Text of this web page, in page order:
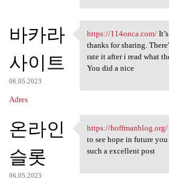
바카라
사이트
06.05.2023
Adres
https://
https://114onca.com/
thanks for sharing.
rate it after i read what
You did a nice
온라인
슬롯
06.05.2023
https://
https://hoffmanblog.org/
to see hope in future
such a excellent post